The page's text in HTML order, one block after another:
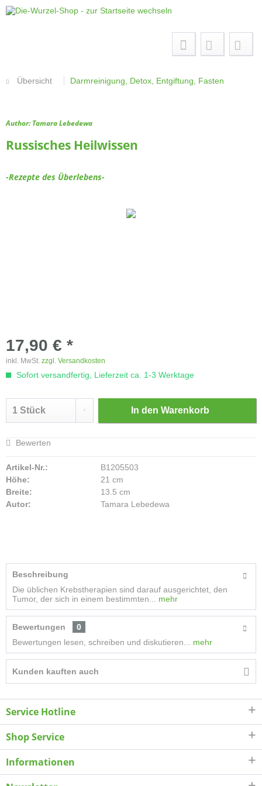
Übersicht Darmreinigung, Detox, Entgiftung, Fasten
Author: Tamara Lebedewa
Russisches Heilwissen
-Rezepte des Überlebens-
17,90 € *
inkl. MwSt. zzgl. Versandkosten
Sofort versandfertig, Lieferzeit ca. 1-3 Werktage
In den Warenkorb
Bewerten
Artikel-Nr.:
B1205503
Höhe:
21 cm
Breite:
13.5 cm
Autor:
Tamara Lebedewa
Beschreibung
Die üblichen Krebstherapien sind darauf ausgerichtet, den
Tumor, der sich in einem bestimmten...
mehr
Bewertungen
0
Bewertungen lesen, schreiben und diskutieren...
mehr
Kunden kauften auch
Service Hotline
Shop Service
Informationen